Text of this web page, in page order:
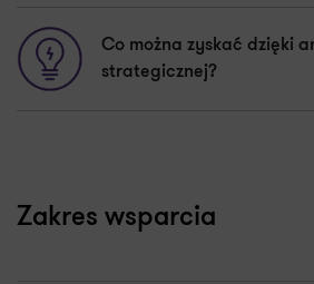
Co można zyskać dzięki
strategicznej?
Zakres wsparcia